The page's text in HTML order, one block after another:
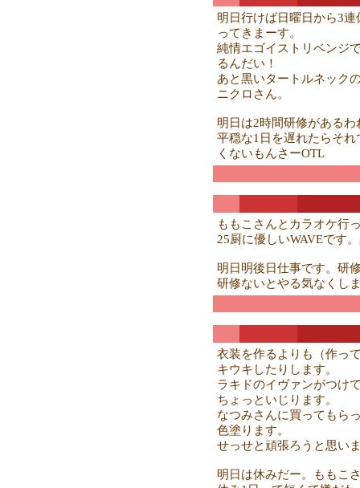
明日行けば日曜日から3
ってきまーす。
純情エゴイストリベンジ
るんだい！
あと黒いタートルネック
ニクロさん。
明日は2時間研修がある
平穏な1日を遅れたらそ
くないもんさーOTL
ももこさんとカラオケ行
25厨に優しいWAVEです
明日明後日仕事です。研
研修ないとやる気なくし
衣装を作るよりも（作っ
キウキしたりします。
ラキドのイヴァンがつけ
ちょっといじります。
なつみさんに買ってもら
色塗ります。
せっせと頑張ろうと思い
明日は休みだー。ももこ